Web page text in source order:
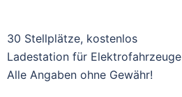
30 Stellplätze, kostenlos
Ladestation für Elektrofahrzeuge
Alle Angaben ohne Gewähr!